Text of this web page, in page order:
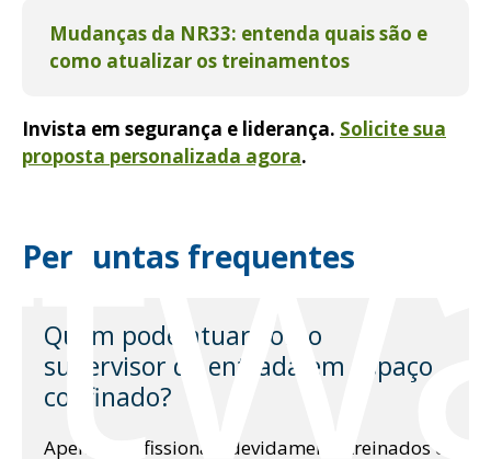
Mudanças da NR33: entenda quais são e
como atualizar os treinamentos
Invista em segurança e liderança. Solicite sua
proposta personalizada agora.
Perguntas frequentes
Quem pode atuar como
supervisor de entrada em espaço
confinado?
Apenas profissionais devidamente treinados e